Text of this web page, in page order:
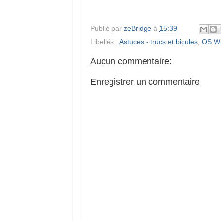
Publié par zeBridge à 15:39
Libellés : Astuces - trucs et bidules, OS
Aucun commentaire:
Enregistrer un commentaire